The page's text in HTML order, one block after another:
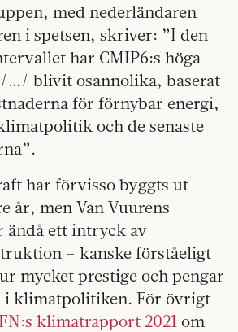
med nederländaren
i spetsen, skriver: ”I den
har CMIP6:s höga
…/ blivit osannolika, baserat
för förnybar energi,
och de senaste
har förvisso byggts ut
år, men Van Vuurens
ändå ett intryck av
– kanske förståeligt
mycket prestige och pengar
i klimatpolitiken. För övrigt
klimatrapport 2021 om